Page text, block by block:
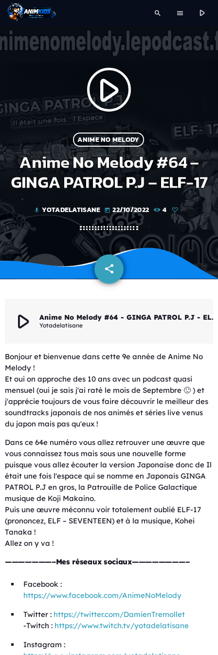
search menu play_arrow
play_arrow
ANIME NO MELODY
Anime No Melody #64 –
GINGA PATROL P.J – ELF-17
mic YOTADELATISANE today 22/10/2022 4
share
email
play_arrow Anime No Melody #64 - GINGA PATROL P.J - ELF-17
Yotadelatisane
Bonjour et bienvenue dans cette 9e année de Anime No
Melody !
Et oui on approche des 10 ans avec un podcast quasi
mensuel (oui je sais j'ai raté le mois de Septembre 🙂 ) et
j'apprécie toujours de vous faire découvrir le meilleur des
soundtracks japonais de nos animés et séries live venus
du japon mais pas qu'eux !
Dans ce 64e numéro vous allez retrouver une œuvre que
vous connaissez tous mais sous une nouvelle forme
puisque vous allez écouter la version Japonaise donc de Il
était une fois l'espace qui se nomme en Japonais GINGA
PATROL P.J en gros, la Patrouille de Police Galactique
musique de Koji Makaino.
Puis une œuvre méconnu voir totalement oublié ELF-17
(prononcez, ELF – SEVENTEEN) et à la musique, Kohei
Tanaka !
Allez on y va !
———————–Mes réseaux sociaux————————–
Facebook :
https://www.facebook.com/AnimeNoMelody
Twitter : https://twitter.com/DamienTremollet
-Twitch : https://www.twitch.tv/yotadelatisane
Instagram :